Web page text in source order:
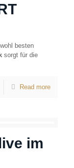
besten
sorgt für die
Read more
im